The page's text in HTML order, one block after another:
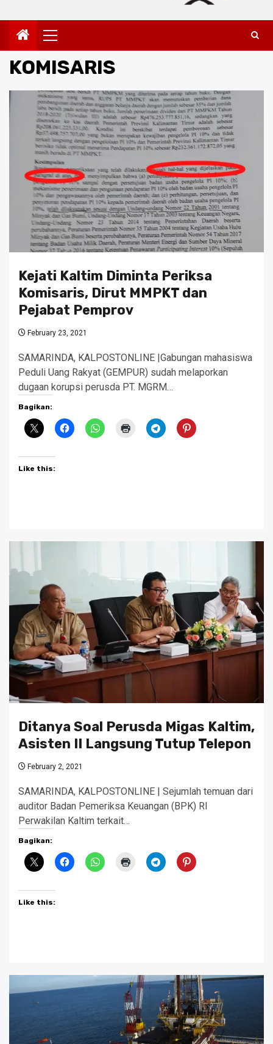
Primary
Menu
KOMISARIS
Kejati Kaltim Diminta Periksa
Komisaris, Dirut MMPKT dan
Pejabat Pemprov
February 23, 2021
SAMARINDA, KALPOSTONLINE |Gabungan mahasiswa
Peduli Uang Rakyat (GEMPUR) sudah melaporkan
dugaan korupsi perusda PT. MGRM…
Bagikan:
Like this:
Ditanya Soal Perusda Migas Kaltim,
Asisten II Langsung Tutup Telepon
February 2, 2021
SAMARINDA, KALPOSTONLINE | Sejumlah temuan dari
auditor Badan Pemeriksa Keuangan (BPK) RI
Perwakilan Kaltim terkait…
Bagikan:
Like this: